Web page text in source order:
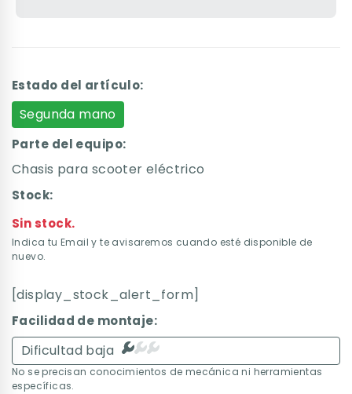
Estado del artículo:
Segunda mano
Parte del equipo:
Chasis para scooter eléctrico
Stock:
Sin stock.
Indica tu Email y te avisaremos cuando esté disponible de
nuevo.
[display_stock_alert_form]
Facilidad de montaje:
Dificultad baja
No se precisan conocimientos de mecánica ni herramientas
específicas.